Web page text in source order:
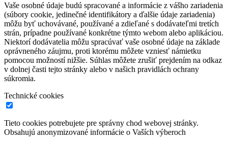
Vaše osobné údaje budú spracované a informácie z vášho zariadenia
(súbory cookie, jedinečné identifikátory a ďalšie údaje zariadenia)
môžu byť uchovávané, používané a zdieľané s dodávateľmi tretích
strán, prípadne používané konkrétne týmto webom alebo aplikáciou.
Niektorí dodávatelia môžu spracúvať vaše osobné údaje na základe
oprávneného záujmu, proti ktorému môžete vzniesť námietku
pomocou možností nižšie. Súhlas môžete zrušiť prejdením na odkaz
v dolnej časti tejto stránky alebo v našich pravidlách ochrany
súkromia.
Technické cookies
Tieto cookies potrebujete pre správny chod webovej stránky.
Obsahujú anonymizované informácie o Vaších výberoch